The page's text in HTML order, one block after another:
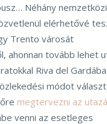
Néhány nemzetközi
elérhetővé
Trento városát
ahonnan tovább lehet
Riva del Gardába.
módot
megtervezni az
venni az esetleges